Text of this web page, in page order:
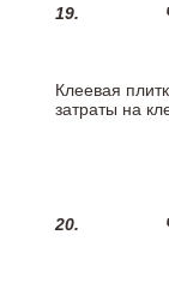
19.
Клеевая
затраты на
20.